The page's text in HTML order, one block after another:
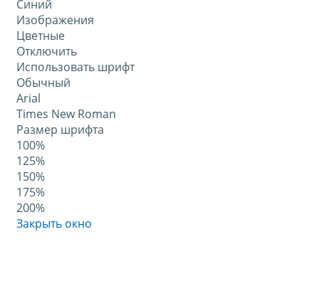
Синий
Изображения
Цветные
Отключить
Использовать шрифт
Обычный
Arial
Times New Roman
Размер шрифта
100%
125%
150%
175%
200%
Закрыть окно